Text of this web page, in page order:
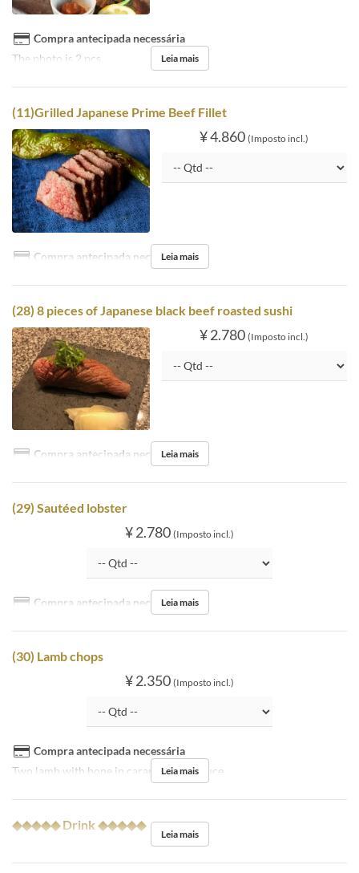
Compra antecipada necessária
The photo is 2 pcs
Leia mais
(11)Grilled Japanese Prime Beef Fillet
¥ 4.860 (Imposto incl.)
Compra antecipada necessária
Leia mais
(28) 8 pieces of Japanese black beef roasted sushi
¥ 2.780 (Imposto incl.)
Compra antecipada necessária
Leia mais
(29) Sautéed lobster
¥ 2.780 (Imposto incl.)
Compra antecipada necessária
Leia mais
(30) Lamb chops
¥ 2.350 (Imposto incl.)
Compra antecipada necessária
Two lamb with bone in caramel miso sauce
Leia mais
◆◆◆◆◆ Drink ◆◆◆◆◆
Leia mais